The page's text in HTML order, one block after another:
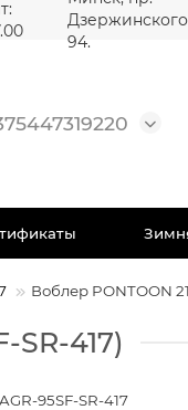
Дзержинского
94.
Воблер PONTOON
SR-417)
95SF-SR-417